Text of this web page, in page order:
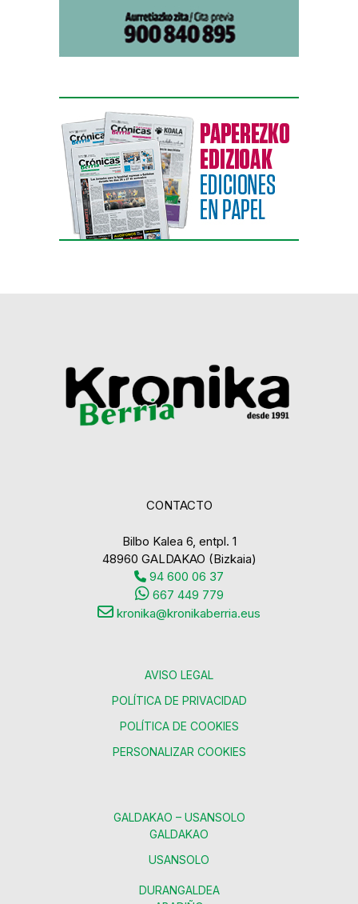
CONTACTO
Bilbo Kalea 6, entpl. 1
48960 GALDAKAO (Bizkaia)
94 600 06 37
667 449 779
kronika@kronikaberria.eus
AVISO LEGAL
POLÍTICA DE PRIVACIDAD
POLÍTICA DE COOKIES
PERSONALIZAR COOKIES
GALDAKAO – USANSOLO
GALDAKAO
USANSOLO
DURANGALDEA